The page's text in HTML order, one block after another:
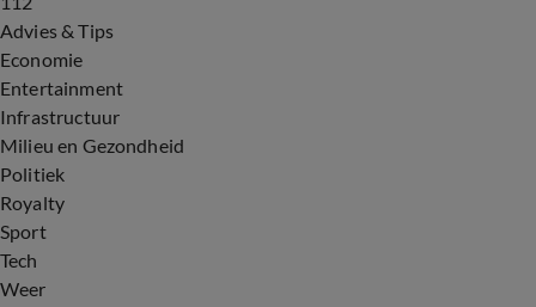
Advies & Tips
Economie
Entertainment
Infrastructuur
Milieu en Gezondheid
Politiek
Royalty
Sport
Tech
Weer